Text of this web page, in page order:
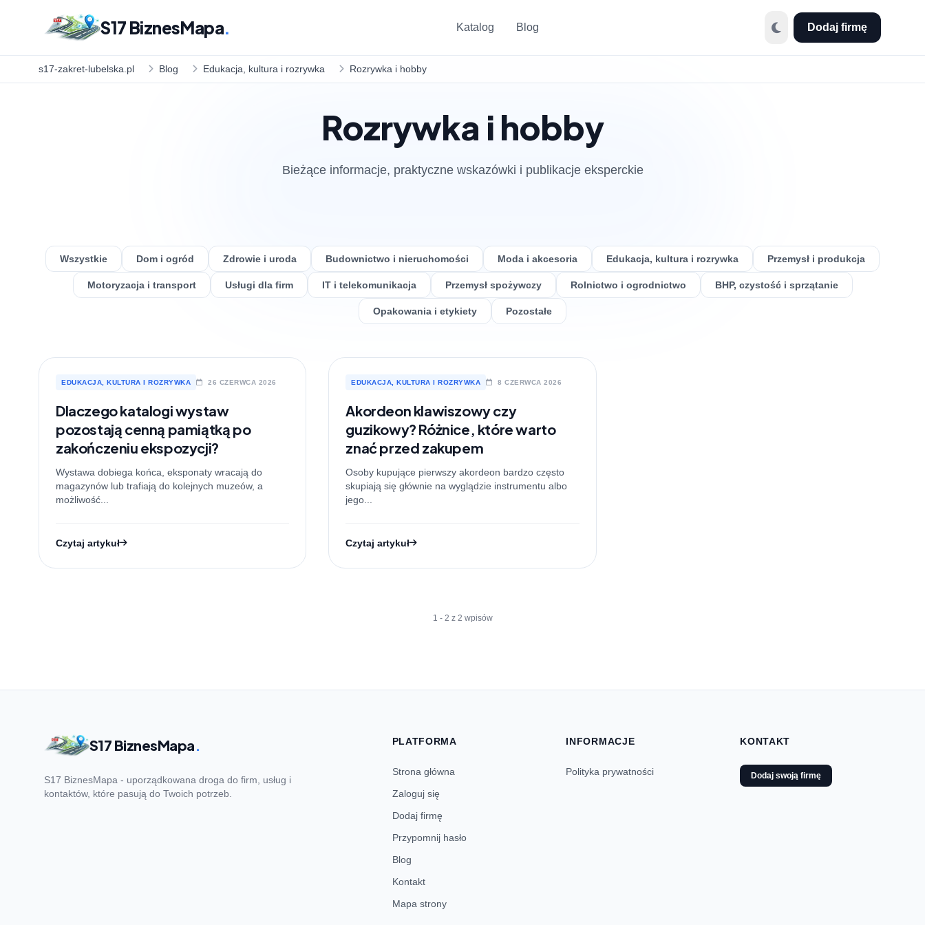
S17 BiznesMapa. Katalog Blog Dodaj firmę
s17-zakret-lubelska.pl Blog Edukacja, kultura i rozrywka Rozrywka i hobby
Rozrywka i hobby
Bieżące informacje, praktyczne wskazówki i publikacje eksperckie
Wszystkie Dom i ogród Zdrowie i uroda Budownictwo i nieruchomości Moda i akcesoria Edukacja, kultura i rozrywka Przemysł i produkcja
Motoryzacja i transport Usługi dla firm IT i telekomunikacja Przemysł spożywczy Rolnictwo i ogrodnictwo BHP, czystość i sprzątanie
Opakowania i etykiety Pozostałe
EDUKACJA, KULTURA I ROZRYWKA 26 CZERWCA 2026
Dlaczego katalogi wystaw
pozostają cenną pamiątką po
zakończeniu ekspozycji?
Wystawa dobiega końca, eksponaty wracają do
magazynów lub trafiają do kolejnych muzeów, a
możliwość...
Czytaj artykuł
EDUKACJA, KULTURA I ROZRYWKA 8 CZERWCA 2026
Akordeon klawiszowy czy
guzikowy? Różnice, które warto
znać przed zakupem
Osoby kupujące pierwszy akordeon bardzo często
skupiają się głównie na wyglądzie instrumentu albo
jego...
Czytaj artykuł
1 - 2 z 2 wpisów
S17 BiznesMapa.
S17 BiznesMapa - uporządkowana droga do firm, usług i
kontaktów, które pasują do Twoich potrzeb.
PLATFORMA
Strona główna
Zaloguj się
Dodaj firmę
Przypomnij hasło
Blog
Kontakt
Mapa strony
INFORMACJE
Polityka prywatności
KONTAKT
Dodaj swoją firmę